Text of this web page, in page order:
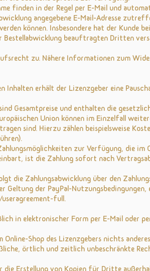
finden in der Regel per E-Mail und
angegebene E-Mail-Adresse
können. Insbesondere hat der Kunde
Bestellabwicklung beauftragten Dritten
zu. Nähere Informationen zum
Inhalten erhält der Lizenzgeber eine
Gesamtpreise und enthalten die
Union können im Einzelfall
sind. Hierzu zählen beispielsweise
zur Verfügung, die im
ist die Zahlung sofort nach
die Zahlungsabwicklung über den
Geltung der PayPal-Nutzungsbedingungen,
full.
in elektronischer Form per E-Mail oder
Online-Shop des Lizenzgebers nichts
örtlich und zeitlich unbeschränkte